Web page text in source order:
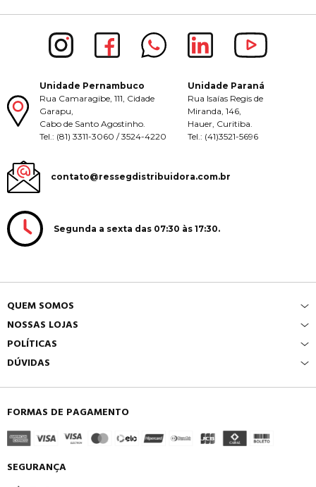
Unidade Pernambuco
Rua Camaragibe, 111, Cidade
Garapu,
Cabo de Santo Agostinho.
Tel.: (81) 3311-3060 / 3524-4220
Unidade Paraná
Rua Isaías Regis de
Miranda, 146,
Hauer, Curitiba.
Tel.: (41)3521-5696
contato@ressegdistribuidora.com.br
Segunda a sexta das 07:30 às 17:30.
QUEM SOMOS
NOSSAS LOJAS
POLÍTICAS
DÚVIDAS
FORMAS DE PAGAMENTO
SEGURANÇA